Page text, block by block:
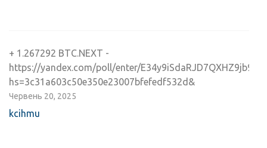
+ 1.267292 BTC.NEXT -
https://yandex.com/poll/enter/E34y9iSdaRJD7QXHZ9jb9R?
hs=3c31a603c50e350e23007bfefedf532d&
Червень 20, 2025
kcihmu